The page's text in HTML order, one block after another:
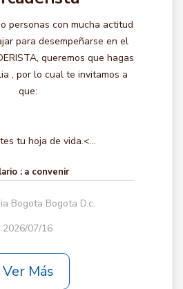
personas con mucha actitud
para desempeñarse en el
queremos que hagas
, por lo cual te invitamos a
que:
tu hoja de vida.<...
: a convenir
Bogota Bogota D.c.
2026/07/16
Ver Más